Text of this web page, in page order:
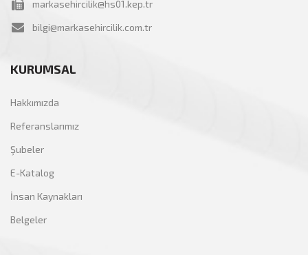
markasehircilik@hs01.kep.tr
bilgi@markasehircilik.com.tr
KURUMSAL
Hakkımızda
Referanslarımız
Şubeler
E-Katalog
İnsan Kaynakları
Belgeler